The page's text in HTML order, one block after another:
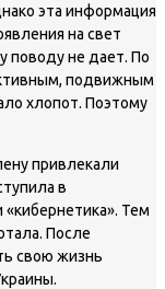
эта информация
на свет
поводу не дает. По
подвижным
хлопот. Поэтому
привлекали
в
«кибернетика». Тем
После
свою жизнь